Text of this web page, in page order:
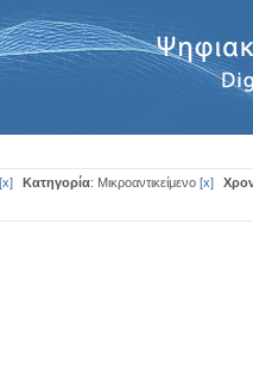
[x] Κατηγορία: Μικροαντικείμενο [x]